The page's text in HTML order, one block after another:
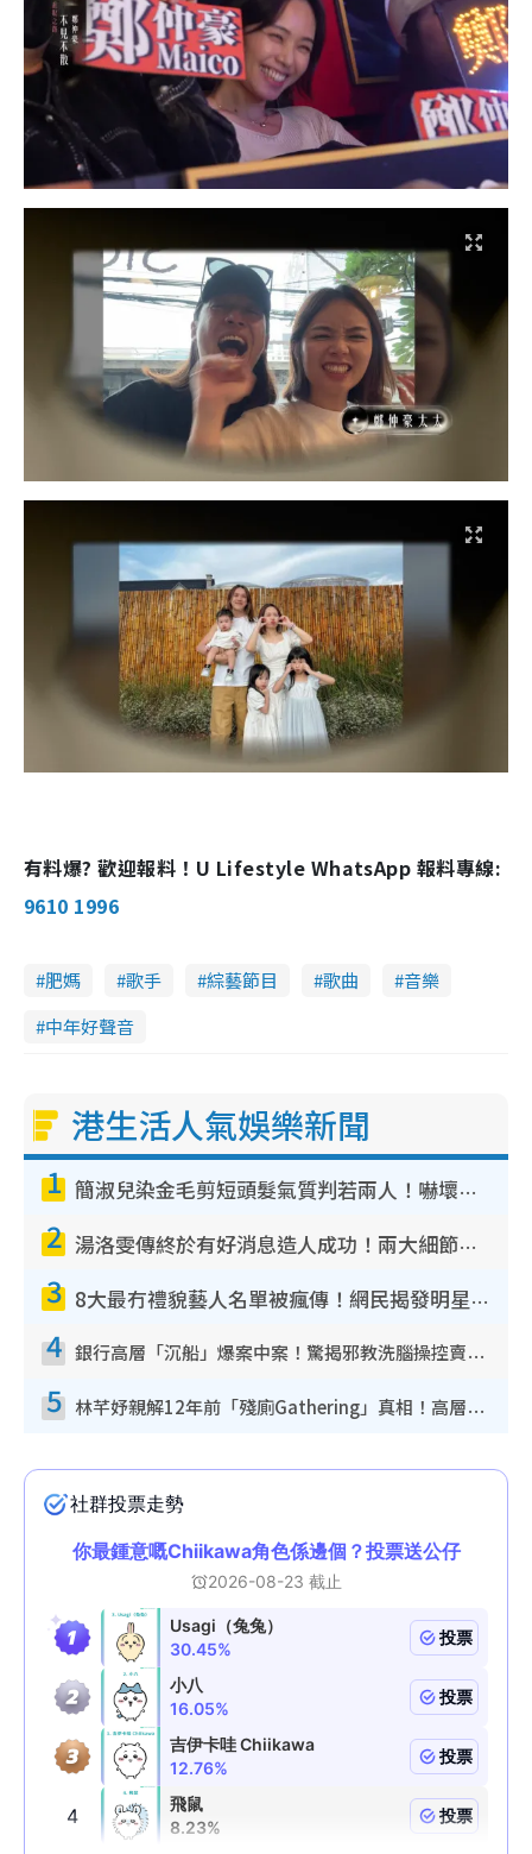
有料爆? 歡迎報料！U Lifestyle WhatsApp 報料專線:
9610 1996
肥媽 歌手 綜藝節目 歌曲
音樂
中年好聲音
港生活人氣娛樂新聞
1 簡淑兒染金毛剪短頭髮氣質判若兩人！嚇壞老公麥大力都認唔出：「你做咩事？」
2 湯洛雯傳終於有好消息造人成功！兩大細節曝孕味極濃惹猜測：大肚婆先會咁！
3 8大最冇禮貌藝人名單被瘋傳！網民揭發明星真面目 一致數臭呢位係無品天花板？
4 銀行高層「沉船」爆案中案！驚揭邪教洗腦操控賣淫被吞600萬 幕後黑手講多錯多
5 林芊妤親解12年前「殘廁Gathering」真相！高層解約一句話重創尊嚴至今拒返TVB